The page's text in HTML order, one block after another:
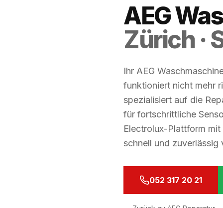
AEG
Zürich ·
Ihr AEG
funktioniert nicht mehr
spezialisiert auf die
für fortschrittliche
Electrolux-Plattform
schnell und zuverlässig
052 317 20 21